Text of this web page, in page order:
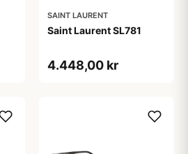
SAINT LAURENT
Saint Laurent SL781
4.448,00 kr